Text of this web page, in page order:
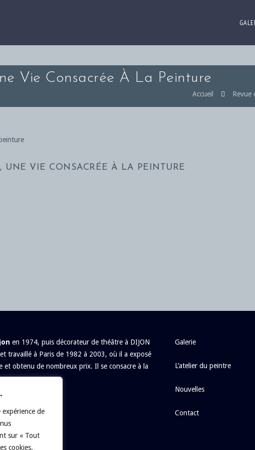
de
sur « Tout
cookies.
Vie Consacrée À La Peinture
Accueil Revue
UNE VIE CONSACRÉE À LA PEINTURE
en 1974, puis décorateur de théâtre à DIJON
travaillé à Paris de 1982 à 2003, où il a exposé
et obtenu de nombreux prix. Il se consacre à la
galerie
l’atelier du peintre
nouvelles
contact